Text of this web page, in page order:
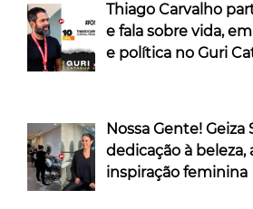
Thiago Carvalho
e fala sobre vida,
e política no Guri
Nossa Gente! Geiza
dedicação à
inspiração feminina